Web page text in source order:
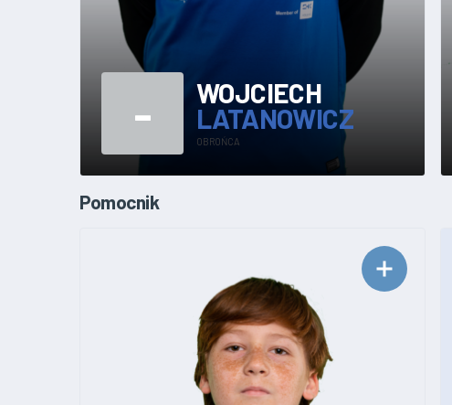
- WOJCIECH
LATANOWICZ
OBROŃCA
Pomocnik